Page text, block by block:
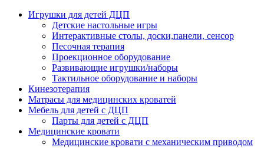
Игрушки для детей ДЦП
Детские настольные игры
Интерактивные столы, доски,панели, сенсор
Песочная терапия
Проекционное оборудование
Развивающие игрушки/наборы
Тактильное оборудование и наборы
Кинезотерапия
Матрасы для медицинских кроватей
Мебель для детей с ДЦП
Парты для детей с ДЦП
Медицинские кровати
Медицинские кровати с механическим приводом